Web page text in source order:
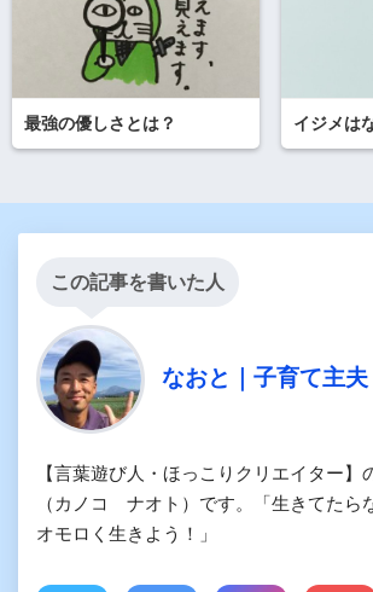
最強の優しさとは？ イジメは
この記事を書いた人
なおと｜子育て主夫
【言葉遊び人・ほっこりクリエイター
（カノコ ナオト）です。「生きてたら
オモロく生きよう！」